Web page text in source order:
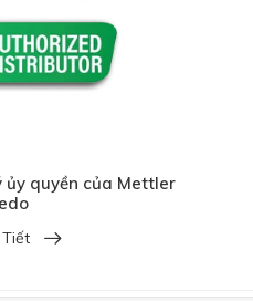
ủy quyền của Mettler